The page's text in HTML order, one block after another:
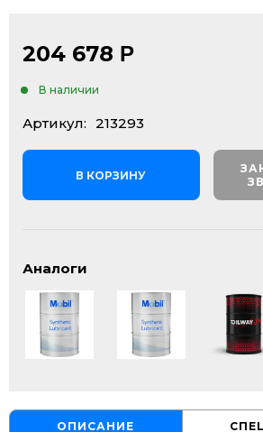
204 678 Р
В наличии
Артикул: 213293
В КОРЗИНУ
Аналоги
ОПИСАНИЕ